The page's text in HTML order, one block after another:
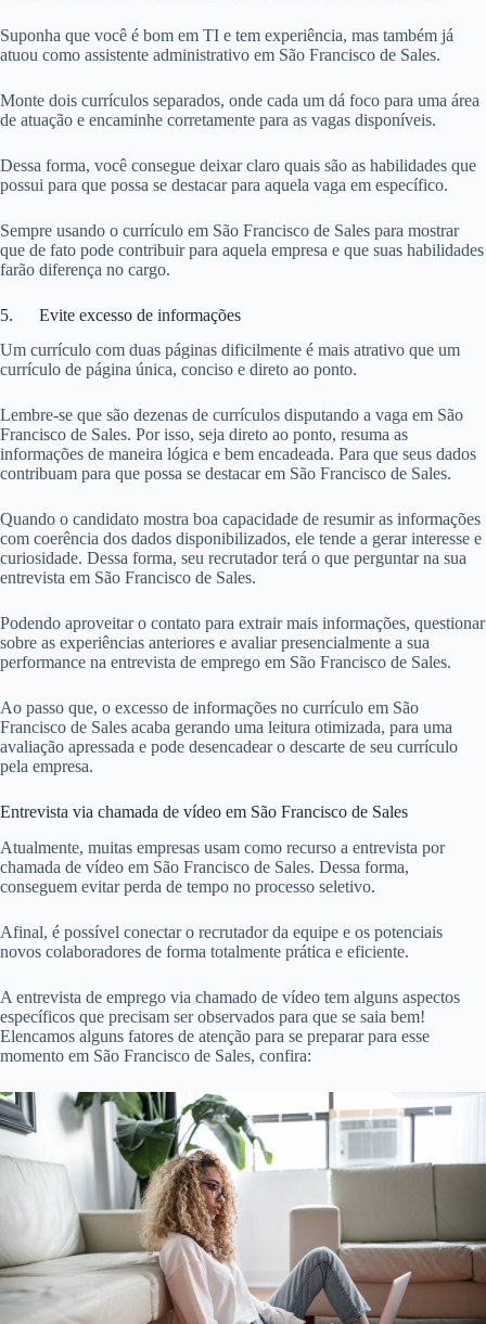
Suponha que você é bom em TI e tem experiência, mas também já
atuou como assistente administrativo em São Francisco de Sales.
Monte dois currículos separados, onde cada um dá foco para uma área
de atuação e encaminhe corretamente para as vagas disponíveis.
Dessa forma, você consegue deixar claro quais são as habilidades que
possui para que possa se destacar para aquela vaga em específico.
Sempre usando o currículo em São Francisco de Sales para mostrar
que de fato pode contribuir para aquela empresa e que suas habilidades
farão diferença no cargo.
5. Evite excesso de informações
Um currículo com duas páginas dificilmente é mais atrativo que um
currículo de página única, conciso e direto ao ponto.
Lembre-se que são dezenas de currículos disputando a vaga em São
Francisco de Sales. Por isso, seja direto ao ponto, resuma as
informações de maneira lógica e bem encadeada. Para que seus dados
contribuam para que possa se destacar em São Francisco de Sales.
Quando o candidato mostra boa capacidade de resumir as informações
com coerência dos dados disponibilizados, ele tende a gerar interesse e
curiosidade. Dessa forma, seu recrutador terá o que perguntar na sua
entrevista em São Francisco de Sales.
Podendo aproveitar o contato para extrair mais informações, questionar
sobre as experiências anteriores e avaliar presencialmente a sua
performance na entrevista de emprego em São Francisco de Sales.
Ao passo que, o excesso de informações no currículo em São
Francisco de Sales acaba gerando uma leitura otimizada, para uma
avaliação apressada e pode desencadear o descarte de seu currículo
pela empresa.
Entrevista via chamada de vídeo em São Francisco de Sales
Atualmente, muitas empresas usam como recurso a entrevista por
chamada de vídeo em São Francisco de Sales. Dessa forma,
conseguem evitar perda de tempo no processo seletivo.
Afinal, é possível conectar o recrutador da equipe e os potenciais
novos colaboradores de forma totalmente prática e eficiente.
A entrevista de emprego via chamado de vídeo tem alguns aspectos
específicos que precisam ser observados para que se saia bem!
Elencamos alguns fatores de atenção para se preparar para esse
momento em São Francisco de Sales, confira: